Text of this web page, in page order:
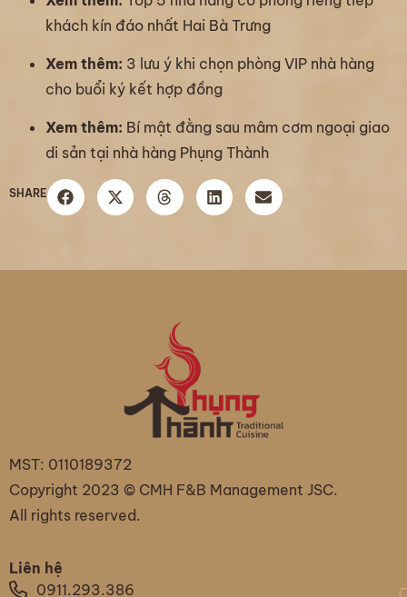
khách kín đáo nhất Hai Bà Trưng
Xem thêm: 3 lưu ý khi chọn phòng VIP nhà hàng
cho buổi ký kết hợp đồng
Xem thêm: Bí mật đằng sau mâm cơm ngoại giao
di sản tại nhà hàng Phụng Thành
SHARE
MST: 0110189372
Copyright 2023 © CMH F&B Management JSC.
All rights reserved.
Liên hệ
0911.293.386